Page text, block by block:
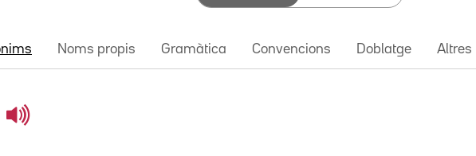
Noms propis Gramàtica Convencions Doblatge Altres